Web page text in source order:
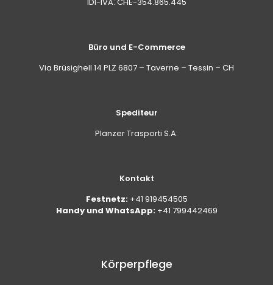
Büro und E-Commerce
Via Brüsighell 14 PLZ 6807 – Taverne – Tessin – CH
Spediteur
Planzer Trasporti S.A.
Kontakt
Festnetz: +41 919454505
Handy und WhatsApp: +41 799442469
Körperpflege